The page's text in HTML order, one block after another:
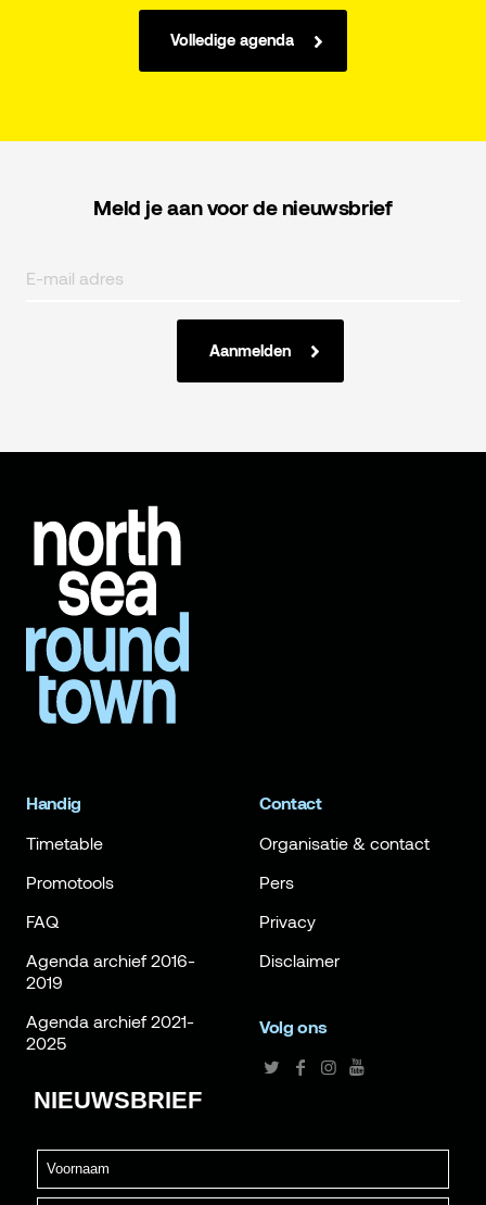
Volledige agenda
Meld je aan voor de nieuwsbrief
Aanmelden
Handig
Timetable
Promotools
FAQ
Agenda archief 2016-
2019
Agenda archief 2021-
2025
Contact
Organisatie & contact
Pers
Privacy
Disclaimer
Volg ons